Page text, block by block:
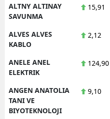
ALTNY ALTINAY
SAVUNMA
15,91
ALVES ALVES
KABLO
2,12
ANELE ANEL
ELEKTRIK
124,90
ANGEN ANATOLIA
TANI VE
BIYOTEKNOLOJI
9,10